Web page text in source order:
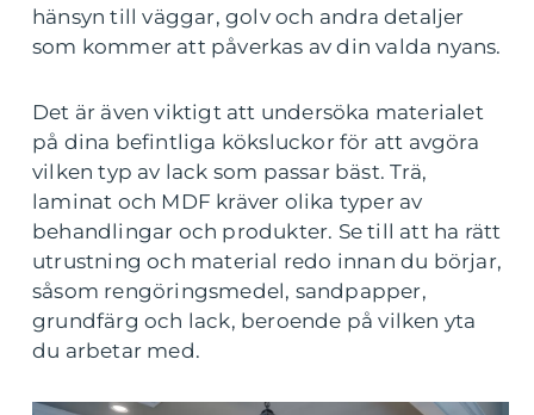
hänsyn till väggar, golv och andra detaljer
som kommer att påverkas av din valda nyans.
Det är även viktigt att undersöka materialet
på dina befintliga köksluckor för att avgöra
vilken typ av lack som passar bäst. Trä,
laminat och MDF kräver olika typer av
behandlingar och produkter. Se till att ha rätt
utrustning och material redo innan du börjar,
såsom rengöringsmedel, sandpapper,
grundfärg och lack, beroende på vilken yta
du arbetar med.